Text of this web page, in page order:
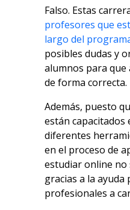
Falso. Estas
profesores que
largo del
posibles dudas y
alumnos para que
de forma correcta.
Además, puesto
están capacitados
diferentes
en el proceso de
estudiar online
gracias a la
profesionales a